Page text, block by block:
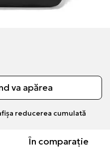
va apărea
reducerea cumulată
În comparație